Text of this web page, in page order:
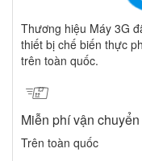
Thương hiệu Máy 3G
thiết bị chế biến thực
trên toàn quốc.
Miễn phí vận chuyển
Trên toàn quốc